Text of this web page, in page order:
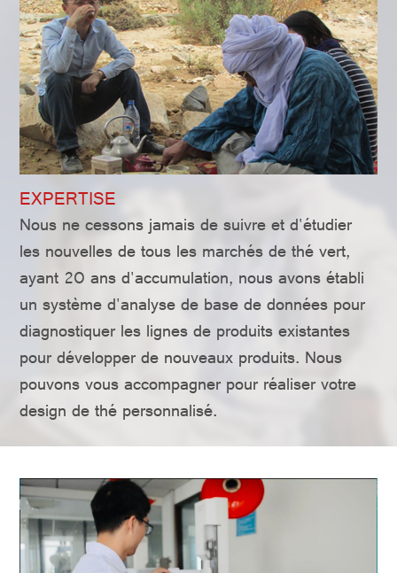
EXPERTISE
Nous ne cessons jamais de suivre et d'étudier
les nouvelles de tous les marchés de thé vert,
ayant 20 ans d'accumulation, nous avons établi
un système d'analyse de base de données pour
diagnostiquer les lignes de produits existantes
pour développer de nouveaux produits. Nous
pouvons vous accompagner pour réaliser votre
design de thé personnalisé.